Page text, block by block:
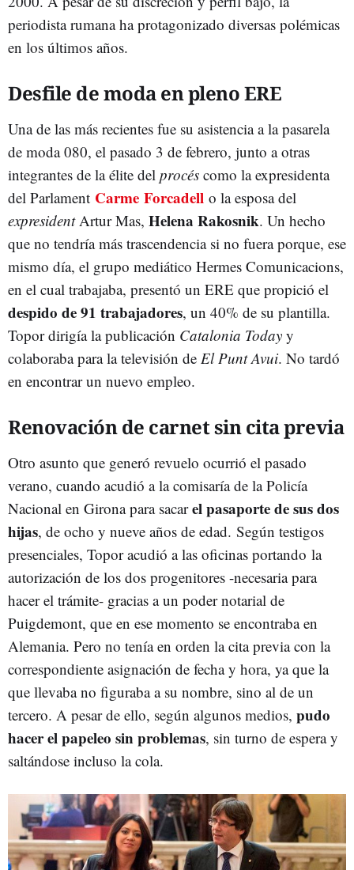
periodista rumana ha protagonizado diversas polémicas
en los últimos años.
Desfile de moda en pleno ERE
Una de las más recientes fue su asistencia a la pasarela
de moda 080, el pasado 3 de febrero, junto a otras
integrantes de la élite del procés como la expresidenta
del Parlament Carme Forcadell o la esposa del
expresidentArtur Mas, Helena Rakosnik. Un hecho
que no tendría más trascendencia si no fuera porque, ese
mismo día, el grupo mediático Hermes Comunicacions,
en el cual trabajaba, presentó un ERE que propició el
despido de 91 trabajadores, un 40% de su plantilla.
Topor dirigía la publicación Catalonia Today y
colaboraba para la televisión de El Punt Avui. No tardó
en encontrar un nuevo empleo.
Renovación de carnet sin cita previa
Otro asunto que generó revuelo ocurrió el pasado
verano, cuando acudió a la comisaría de la Policía
Nacional en Girona para sacarel pasaporte de sus dos
hijas, de ocho y nueve años de edad. Según testigos
presenciales, Topor acudió a las oficinas portando la
autorización de los dos progenitores -necesaria para
hacer el trámite- gracias a un poder notarial de
Puigdemont, que en ese momento se encontraba en
Alemania. Pero no tenía en orden la cita previa con la
correspondiente asignación de fecha y hora, ya que la
que llevaba no figuraba a su nombre, sino al de un
tercero. A pesar de ello, según algunos medios, pudo
hacer el papeleo sin problemas, sin turno de espera y
saltándose incluso la cola.